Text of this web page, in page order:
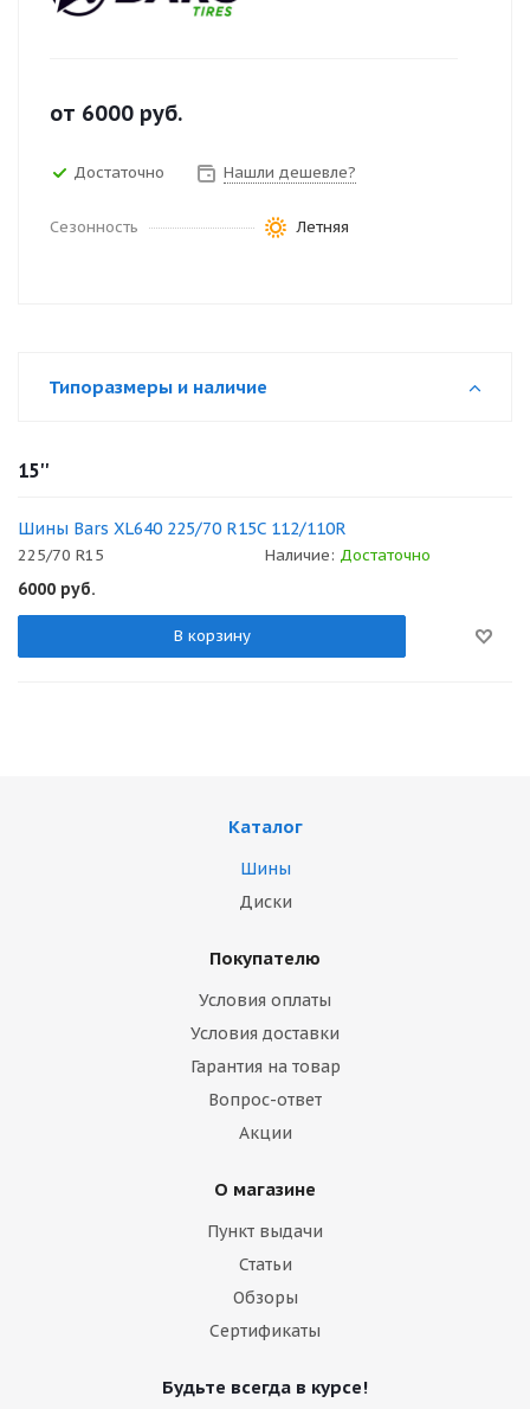
от 6000 руб.
Достаточно Нашли дешевле?
Сезонность Летняя
Типоразмеры и наличие
15''
Шины Bars XL640 225/70 R15C 112/110R
225/70 R15 Наличие: Достаточно
6000 руб.
В корзину
Каталог
Шины
Диски
Покупателю
Условия оплаты
Условия доставки
Гарантия на товар
Вопрос-ответ
Акции
О магазине
Пункт выдачи
Статьи
Обзоры
Сертификаты
Будьте всегда в курсе!